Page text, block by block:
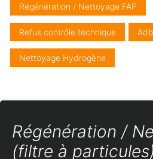
Régénération / Nettoyage FAP
Refus contrôle technique
Nettoyage Hydrogène
Régénération /
(filtre à